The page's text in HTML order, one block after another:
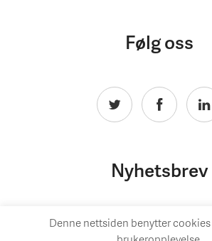
Følg oss
Nyhetsbrev
Denne nettsiden benytter